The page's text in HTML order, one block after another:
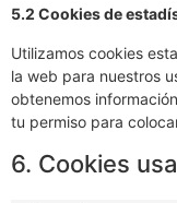
5.2 Cookies de
Utilizamos cookies
la web para nuestros
obtenemos
tu permiso para
6. Cookies